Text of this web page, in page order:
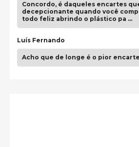
Concordo, é daqueles encartes
decepcionante quando você
todo feliz abrindo o plástico pa …
Luís Fernando
Acho que de longe é o pior